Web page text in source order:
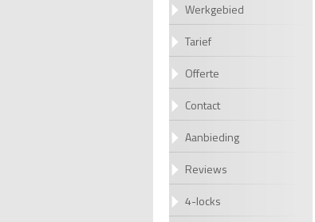
Werkgebied
Tarief
Offerte
Contact
Aanbieding
Reviews
4-locks